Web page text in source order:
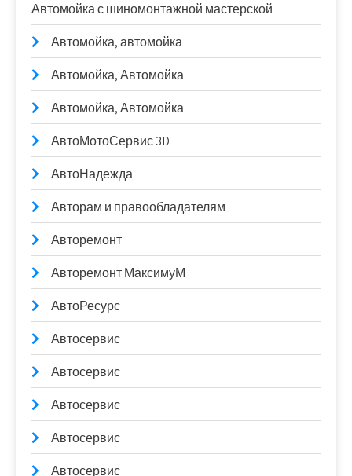
Автомойка с шиномонтажной мастерской
Автомойка, автомойка
Автомойка, Автомойка
Автомойка, Автомойка
АвтоМотоСервис 3D
АвтоНадежда
Авторам и правообладателям
Авторемонт
Авторемонт МаксимуМ
АвтоРесурс
Автосервис
Автосервис
Автосервис
Автосервис
Автосервис